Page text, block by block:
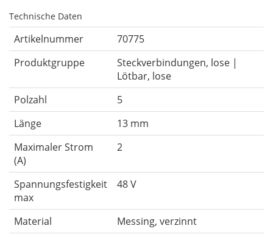
Technische Daten
Artikelnummer
70775
Produktgruppe
Steckverbindungen, lose |
Lötbar, lose
Polzahl
5
Länge
13 mm
Maximaler Strom
(A)
2
Spannungsfestigkeit
max
48 V
Material
Messing, verzinnt